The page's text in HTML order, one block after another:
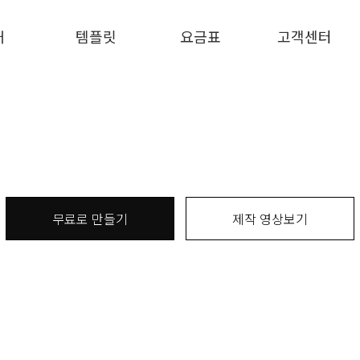
템플릿 요금표 고객센터
무료로 만들기 제작 영상보기